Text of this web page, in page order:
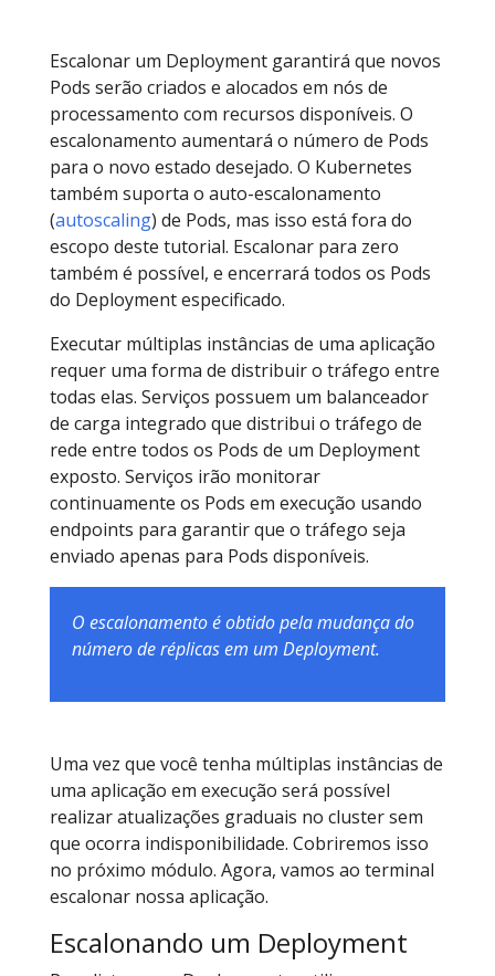
Escalonar um Deployment garantirá que novos
Pods serão criados e alocados em nós de
processamento com recursos disponíveis. O
escalonamento aumentará o número de Pods
para o novo estado desejado. O Kubernetes
também suporta o auto-escalonamento
(autoscaling) de Pods, mas isso está fora do
escopo deste tutorial. Escalonar para zero
também é possível, e encerrará todos os Pods
do Deployment especificado.
Executar múltiplas instâncias de uma aplicação
requer uma forma de distribuir o tráfego entre
todas elas. Serviços possuem um balanceador
de carga integrado que distribui o tráfego de
rede entre todos os Pods de um Deployment
exposto. Serviços irão monitorar
continuamente os Pods em execução usando
endpoints para garantir que o tráfego seja
enviado apenas para Pods disponíveis.
O escalonamento é obtido pela mudança do
número de réplicas em um Deployment.
Uma vez que você tenha múltiplas instâncias de
uma aplicação em execução será possível
realizar atualizações graduais no cluster sem
que ocorra indisponibilidade. Cobriremos isso
no próximo módulo. Agora, vamos ao terminal
escalonar nossa aplicação.
Escalonando um Deployment